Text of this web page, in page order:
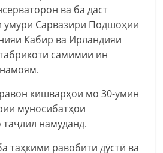
ва ба даст
умури Сарвазири Подшоҳии
Кабир ва Ирландияи
самимии ин
кишварҳои мо 30-умин
муносибатҳои
намуданд.
таҳкими равобити дӯстӣ ва